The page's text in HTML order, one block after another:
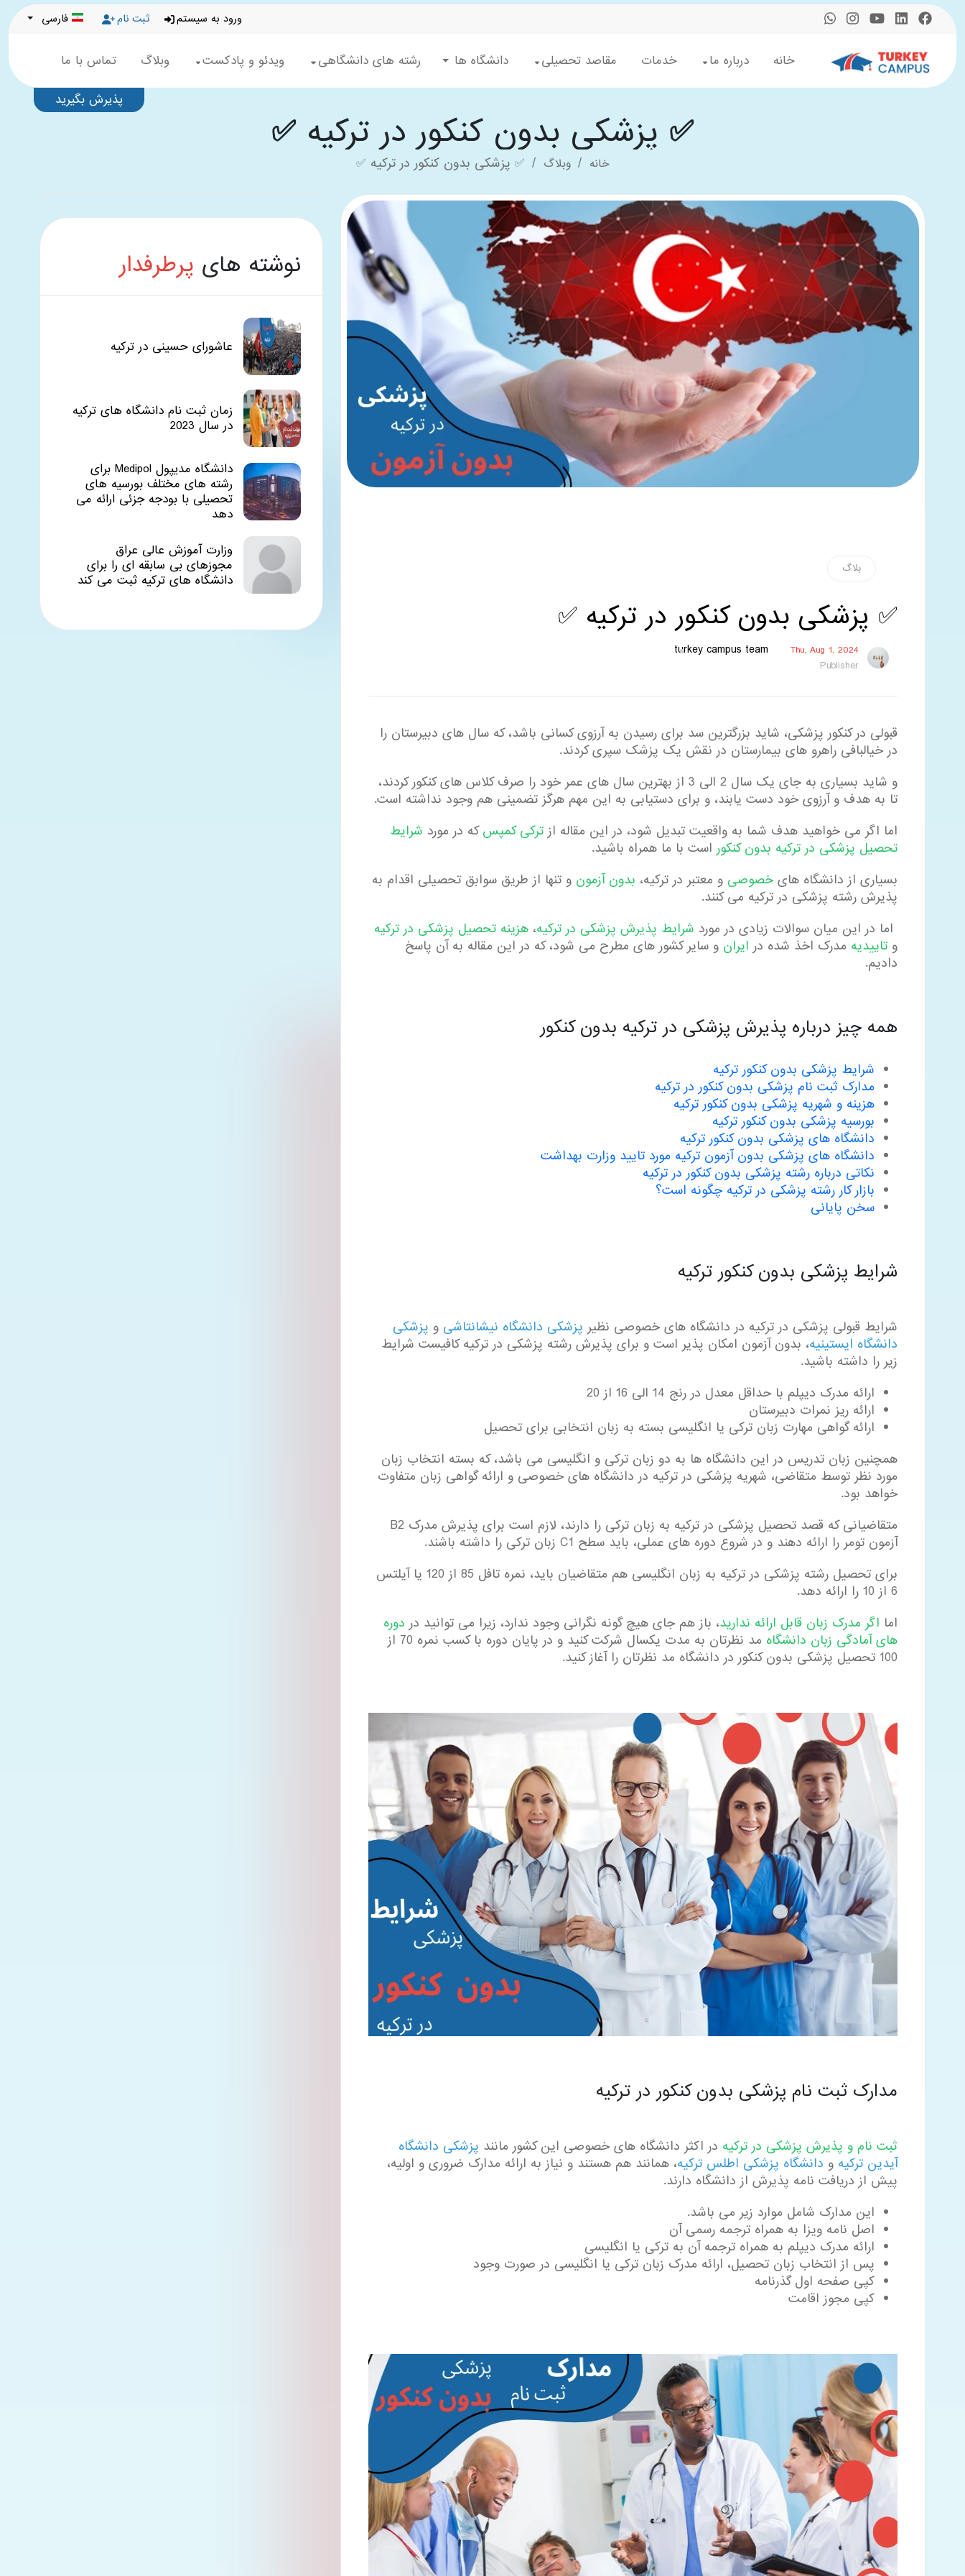
ورود به سیستم ثبت نام فارسی
خانه درباره ما خدمات مقاصد تحصیلی دانشگاه ها رشته های دانشگاهی ویدئو و پادکست وبلاگ تماس با ما
پذیرش بگیرید
✅ پزشکی بدون کنکور در ترکیه ✅
خانه وبلاگ ✅ پزشکی بدون کنکور در ترکیه ✅
بلاگ
✅ پزشکی بدون کنکور در ترکیه ✅
turkey campus team Thu, Aug 1, 2024
Publisher
قبولی در کنکور پزشکی، شاید بزرگترین سد برای رسیدن به آرزوی کسانی باشد، که سال های دبیرستان را
در خیالبافی راهرو های بیمارستان در نقش یک پزشک سپری کردند.
و شاید بسیاری به جای یک سال 2 الی 3 از بهترین سال های عمر خود را صرف کلاس های کنکور کردند،
تا به هدف و آرزوی خود دست یابند، و برای دستیابی به این مهم هرگز تضمینی هم وجود نداشته است.
اما اگر می خواهید هدف شما به واقعیت تبدیل شود، در این مقاله از ترکی کمپسکه در مورد شرایط
تحصیل پزشکی در ترکیه بدون کنکور است با ما همراه باشید.
بسیاری از دانشگاه هایخصوصی و معتبر در ترکیه، بدون آزمون و تنها از طریق سوابق تحصیلی اقدام به
پذیرش رشته پزشکی در ترکیه می کنند.
اما در این میان سوالات زیادی در مورد شرایط پذیرش پزشکی در ترکیه، هزینه تحصیل پزشکی در ترکیه
و تاییدیه مدرک اخذ شده در ایران و سایر کشور های مطرح می شود، که در این مقاله به آن پاسخ
دادیم.
همه چیز درباره پذیرش پزشکی در ترکیه بدون کنکور
شرایط پزشکی بدون کنکور ترکیه
مدارک ثبت نام پزشکی بدون کنکور در ترکیه
هزینه و شهریه پزشکی بدون کنکور ترکیه
بورسیه پزشکی بدون کنکور ترکیه
دانشگاه های پزشکی بدون کنکور ترکیه
دانشگاه های پزشکی بدون آزمون ترکیه مورد تایید وزارت بهداشت
نکاتی درباره رشته پزشکی بدون کنکور در ترکیه
بازار کار رشته پزشکی در ترکیه چگونه است؟
سخن پایانی
شرایط پزشکی بدون کنکور ترکیه
شرایط قبولی پزشکی در ترکیه در دانشگاه های خصوصی نظیر پزشکی دانشگاه نیشانتاشی و پزشکی
دانشگاه ایستینیه، بدون آزمون امکان پذیر است و برای پذیرش رشته پزشکی در ترکیه کافیست شرایط
زیر را داشته باشید.
ارائه مدرک دیپلم با حداقل معدل در رنج 14 الی 16 از 20
ارائه ریز نمرات دبیرستان
ارائه گواهی مهارت زبان ترکی یا انگلیسی بسته به زبان انتخابی برای تحصیل
همچنین زبان تدریس در این دانشگاه ها به دو زبان ترکی و انگلیسی می باشد، که بسته انتخاب زبان
مورد نظر توسط متقاضی، شهریه پزشکی در ترکیه در دانشگاه های خصوصی و ارائه گواهی زبان متفاوت
خواهد بود.
متقاضیانی که قصد تحصیل پزشکی در ترکیه به زبان ترکی را دارند، لازم است برای پذیرش مدرک B2
آزمون تومر را ارائه دهند و در شروع دوره های عملی، باید سطح C1 زبان ترکی را داشته باشند.
برای تحصیل رشته پزشکی در ترکیه به زبان انگلیسی هم متقاضیان باید، نمره تافل 85 از 120 یا آیلتس
6 از 10 را ارائه دهد.
اما اگر مدرک زبان قابل ارائه ندارید، باز هم جای هیچ گونه نگرانی وجود ندارد، زیرا می توانید در دوره
های آمادگی زبان دانشگاه
مد نظرتان به مدت یکسال شرکت کنید و در پایان دوره با کسب نمره 70 از
100 تحصیل پزشکی بدون کنکور در دانشگاه مد نظرتان را آغاز کنید.
مدارک ثبت نام پزشکی بدون کنکور در ترکیه
ثبت نام و پذیرش پزشکی در ترکیه در اکثر دانشگاه های خصوصی این کشور مانند پزشکی دانشگاه
آیدین ترکیه و دانشگاه پزشکی اطلس ترکیه، همانند هم هستند و نیاز به ارائه مدارک ضروری و اولیه،
پیش از دریافت نامه پذیرش از دانشگاه دارند.
این مدارک شامل موارد زیر می باشد.
اصل نامه ویزا به همراه ترجمه رسمی آن
ارائه مدرک دیپلم به همراه ترجمه آن به ترکی یا انگلیسی
پس از انتخاب زبان تحصیل، ارائه مدرک زبان ترکی یا انگلیسی در صورت وجود
کپی صفحه اول گذرنامه
کپی مجوز اقامت
نوشته های پرطرفدار
عاشورای حسینی در ترکیه
زمان ثبت نام دانشگاه های ترکیه
در سال 2023
دانشگاه مدیپول Medipol برای
رشته های مختلف بورسیه های
تحصیلی با بودجه جزئی ارائه می
دهد
وزارت آموزش عالی عراق
مجوزهای بی سابقه ای را برای
دانشگاه های ترکیه ثبت می کند